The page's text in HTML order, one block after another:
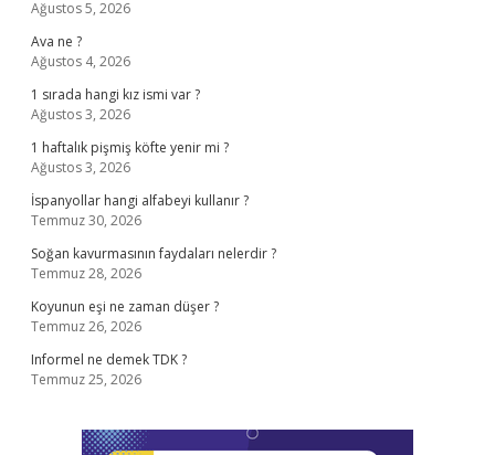
Ağustos 5, 2026
Ava ne ?
Ağustos 4, 2026
1 sırada hangi kız ismi var ?
Ağustos 3, 2026
1 haftalık pişmiş köfte yenir mi ?
Ağustos 3, 2026
İspanyollar hangi alfabeyi kullanır ?
Temmuz 30, 2026
Soğan kavurmasının faydaları nelerdir ?
Temmuz 28, 2026
Koyunun eşi ne zaman düşer ?
Temmuz 26, 2026
Informel ne demek TDK ?
Temmuz 25, 2026